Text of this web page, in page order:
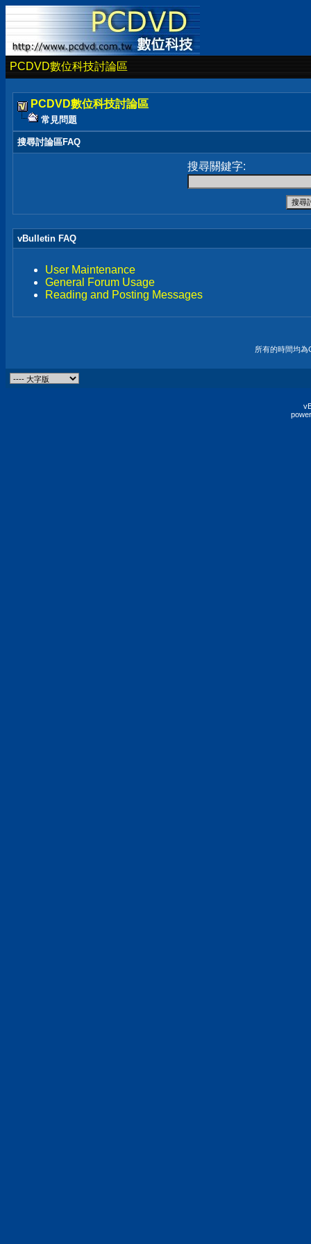
PCDVD數位科技討論區
PCDVD數位科技討論區
常見問題
搜尋討論區FAQ
搜尋關鍵字:
vBulletin FAQ
User Maintenance
General Forum Usage
Reading and Posting Messages
所有的時間均為